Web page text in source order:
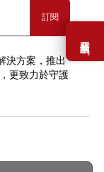
需要幫助嗎？
訂閱
決方案，推出
更致力於守護